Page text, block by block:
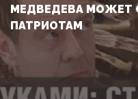
МЕДВЕДЕВА МОЖЕТ
ПАТРИОТАМ